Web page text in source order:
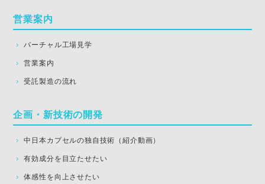
営業案内
バーチャル工場見学
営業案内
受託製造の流れ
企画・新技術の開発
中日本カプセルの独自技術（紹介動画）
有効成分を目立たせたい
体感性を向上させたい